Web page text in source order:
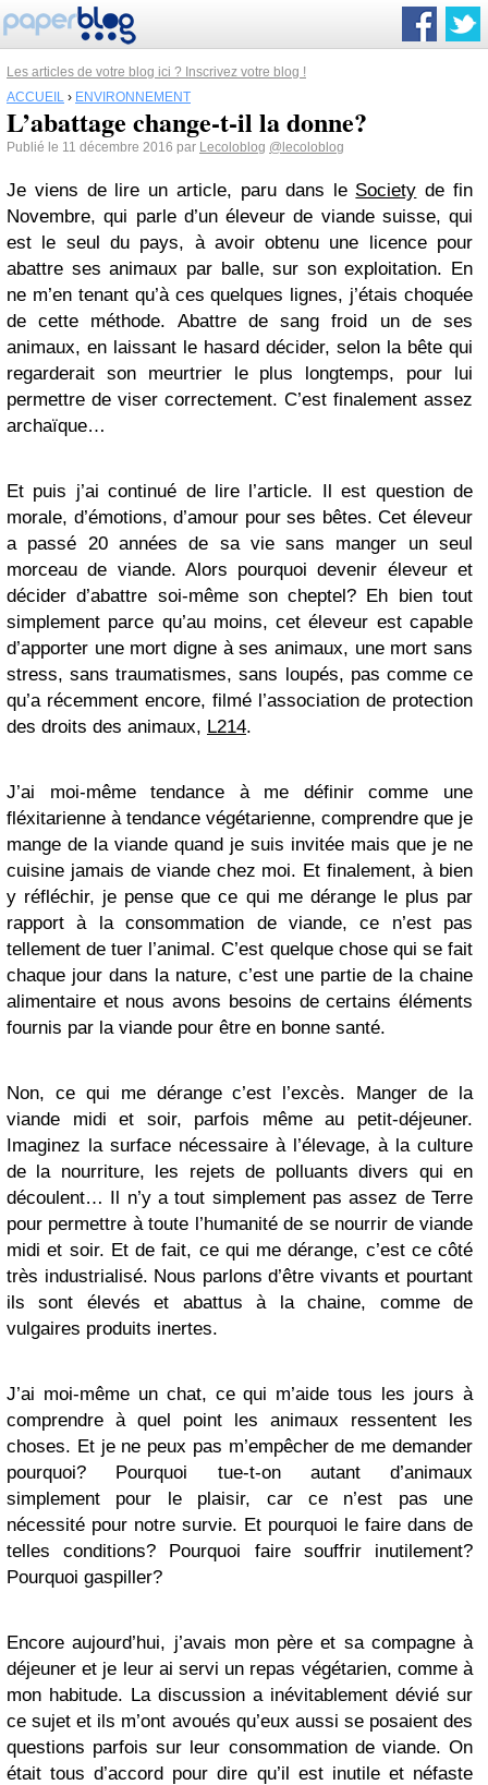
Les articles de votre blog ici ? Inscrivez votre blog !
ACCUEIL › ENVIRONNEMENT
L’abattage change-t-il la donne?
Publié le 11 décembre 2016 par Lecoloblog @lecoloblog
Je viens de lire un article, paru dans le Society de fin
Novembre, qui parle d’un éleveur de viande suisse, qui
est le seul du pays, à avoir obtenu une licence pour
abattre ses animaux par balle, sur son exploitation. En
ne m’en tenant qu’à ces quelques lignes, j’étais choquée
de cette méthode. Abattre de sang froid un de ses
animaux, en laissant le hasard décider, selon la bête qui
regarderait son meurtrier le plus longtemps, pour lui
permettre de viser correctement. C’est finalement assez
archaïque…
Et puis j’ai continué de lire l’article. Il est question de
morale, d’émotions, d’amour pour ses bêtes. Cet éleveur
a passé 20 années de sa vie sans manger un seul
morceau de viande. Alors pourquoi devenir éleveur et
décider d’abattre soi-même son cheptel? Eh bien tout
simplement parce qu’au moins, cet éleveur est capable
d’apporter une mort digne à ses animaux, une mort sans
stress, sans traumatismes, sans loupés, pas comme ce
qu’a récemment encore, filmé l’association de protection
des droits des animaux, L214.
J’ai moi-même tendance à me définir comme une
fléxitarienne à tendance végétarienne, comprendre que je
mange de la viande quand je suis invitée mais que je ne
cuisine jamais de viande chez moi. Et finalement, à bien
y réfléchir, je pense que ce qui me dérange le plus par
rapport à la consommation de viande, ce n’est pas
tellement de tuer l’animal. C’est quelque chose qui se fait
chaque jour dans la nature, c’est une partie de la chaine
alimentaire et nous avons besoins de certains éléments
fournis par la viande pour être en bonne santé.
Non, ce qui me dérange c’est l’excès. Manger de la
viande midi et soir, parfois même au petit-déjeuner.
Imaginez la surface nécessaire à l’élevage, à la culture
de la nourriture, les rejets de polluants divers qui en
découlent… Il n’y a tout simplement pas assez de Terre
pour permettre à toute l’humanité de se nourrir de viande
midi et soir. Et de fait, ce qui me dérange, c’est ce côté
très industrialisé. Nous parlons d’être vivants et pourtant
ils sont élevés et abattus à la chaine, comme de
vulgaires produits inertes.
J’ai moi-même un chat, ce qui m’aide tous les jours à
comprendre à quel point les animaux ressentent les
choses. Et je ne peux pas m’empêcher de me demander
pourquoi? Pourquoi tue-t-on autant d’animaux
simplement pour le plaisir, car ce n’est pas une
nécessité pour notre survie. Et pourquoi le faire dans de
telles conditions? Pourquoi faire souffrir inutilement?
Pourquoi gaspiller?
Encore aujourd’hui, j’avais mon père et sa compagne à
déjeuner et je leur ai servi un repas végétarien, comme à
mon habitude. La discussion a inévitablement dévié sur
ce sujet et ils m’ont avoués qu’eux aussi se posaient des
questions parfois sur leur consommation de viande. On
était tous d’accord pour dire qu’il est inutile et néfaste